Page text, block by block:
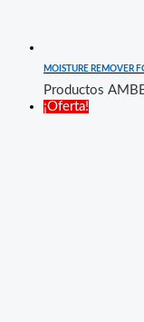
MOISTURE REMOVER
Productos
¡Oferta!